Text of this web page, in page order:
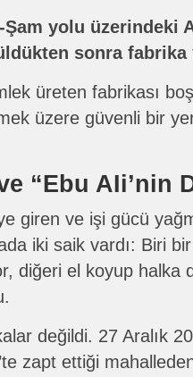
yolu üzerindeki
sonra fabrika
üreten fabrikası
üzere güvenli bir
“Ebu AIi’nin
giren ve işi gücü
iki saik vardı: Biri
diğeri el koyup halka
değildi. 27 Aralık
zapt ettiği